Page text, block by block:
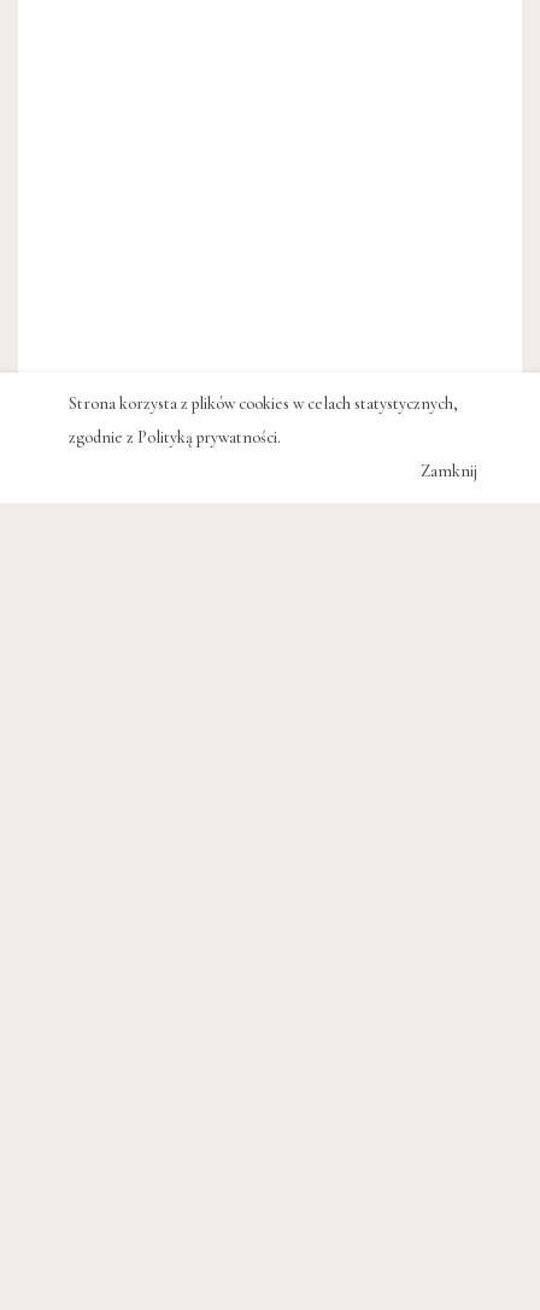
Strona korzysta z plików cookies w celach statystycznych,
zgodnie z Polityką prywatności.
Zamknij